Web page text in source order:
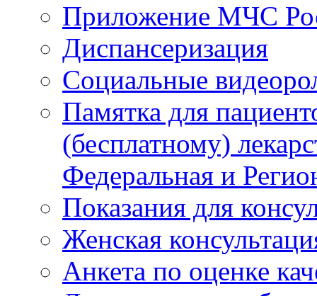
Приложение МЧС
Диспансеризация
Социальные
Памятка для
(бесплатному)
Федеральная и
Показания для
Женская
Анкета по оценке